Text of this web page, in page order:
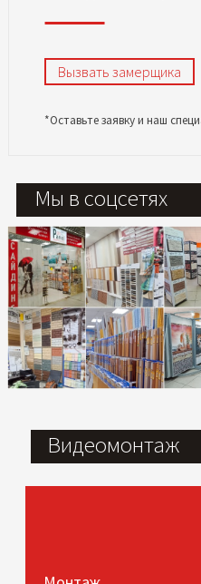
Вызвать замерщика
*Оставьте заявку и наш
Мы в соцсетях
Видеомонтаж